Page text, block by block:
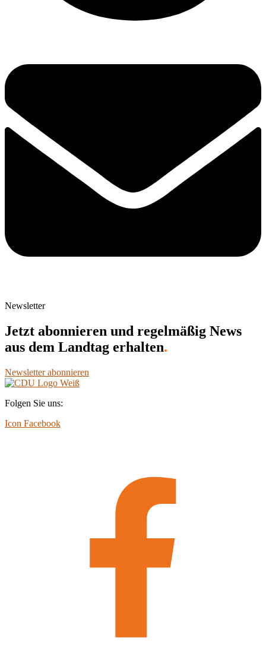
Newsletter
Jetzt abonnieren und regelmäßig News
aus dem Landtag erhalten.
Newsletter abonnieren
Folgen Sie uns:
Icon Facebook